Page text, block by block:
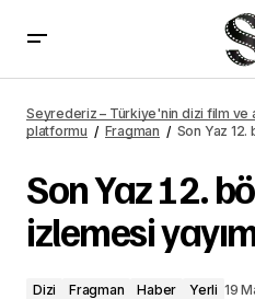
Seyrederiz – Türkiye'nin dizi film ve
platformu
Fragman Son Yaz 12.
Son Yaz 12.
izlemesi
Dizi Fragman Haber Yerli 19